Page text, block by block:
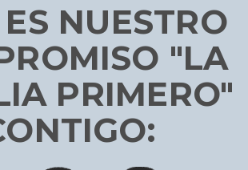
NUESTRO
"LA
PRIMERO"